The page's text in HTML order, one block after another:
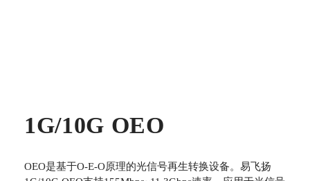
1G/10G OEO
OEO是基于O-E-O原理的光信号再生转换设备。易飞扬